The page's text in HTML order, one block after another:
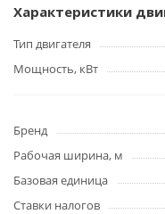
Характеристики
Тип двигателя
Мощность, кВт
Бренд
Рабочая ширина, м
Базовая единица
Ставки налогов